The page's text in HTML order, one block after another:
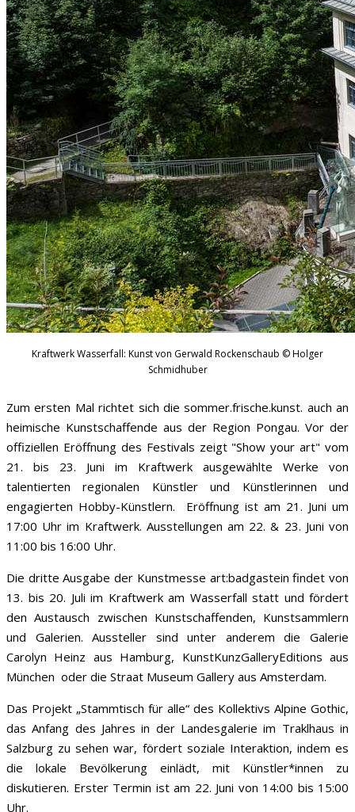
Kraftwerk Wasserfall: Kunst von Gerwald Rockenschaub © Holger
Schmidhuber
Zum ersten Mal richtet sich die sommer.frische.kunst. auch an
heimische Kunstschaffende aus der Region Pongau. Vor der
offiziellen Eröffnung des Festivals zeigt "Show your art" vom
21. bis 23. Juni im Kraftwerk ausgewählte Werke von
talentierten regionalen Künstler und Künstlerinnen und
engagierten Hobby-Künstlern. Eröffnung ist am 21. Juni um
17:00 Uhr im Kraftwerk. Ausstellungen am 22. & 23. Juni von
11:00 bis 16:00 Uhr.
Die dritte Ausgabe der Kunstmesse art:badgastein findet von
13. bis 20. Juli im Kraftwerk am Wasserfall statt und fördert
den Austausch zwischen Kunstschaffenden, Kunstsammlern
und Galerien. Aussteller sind unter anderem die Galerie
Carolyn Heinz aus Hamburg, KunstKunzGalleryEditions aus
München oder die Straat Museum Gallery aus Amsterdam.
Das Projekt „Stammtisch für alle“ des Kollektivs Alpine Gothic,
das Anfang des Jahres in der Landesgalerie im Traklhaus in
Salzburg zu sehen war, fördert soziale Interaktion, indem es
die lokale Bevölkerung einlädt, mit Künstler*innen zu
diskutieren. Erster Termin ist am 22. Juni von 14:00 bis 15:00
Uhr.